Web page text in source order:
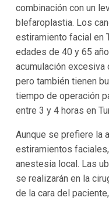
combinación con un
blefaroplastia. Los
estiramiento facial en
edades de 40 y 65
acumulación excesiva
pero también tienen
tiempo de operación
entre 3 y 4 horas en
Aunque se prefiere la
estiramientos
anestesia local. Las
se realizarán en la
de la cara del